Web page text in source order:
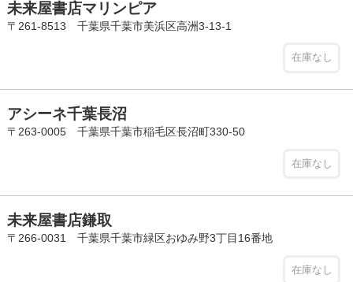
未来屋書店マリンピア
〒261-8513 千葉県千葉市美浜区高洲3-13-1
在庫なし
アシーネ千葉長沼
〒263-0005 千葉県千葉市稲毛区長沼町330-50
在庫なし
未来屋書店鎌取
〒266-0031 千葉県千葉市緑区おゆみ野3丁目16番地
在庫なし